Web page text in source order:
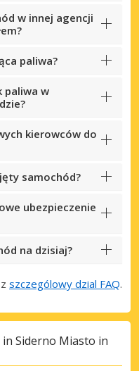
w innej agencji
paliwa?
paliwa w
kierowców do
samochód?
ubezpieczenie
na dzisiaj?
szczególowy dzial FAQ.
Siderno Miasto in